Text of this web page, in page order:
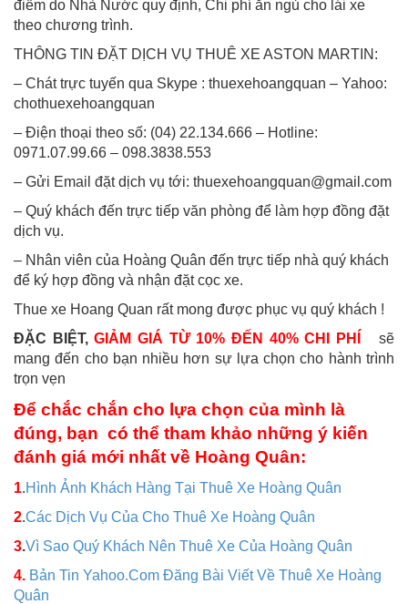
điểm do Nhà Nước quy định, Chi phí ăn ngủ cho lái xe
theo chương trình.
THÔNG TIN ĐẶT DỊCH VỤ THUÊ XE ASTON MARTIN:
– Chát trực tuyến qua Skype : thuexehoangquan – Yahoo:
chothuexehoangquan
– Điện thoại theo số: (04) 22.134.666 – Hotline:
0971.07.99.66 – 098.3838.553
– Gửi Email đặt dịch vụ tới: thuexehoangquan@gmail.com
– Quý khách đến trực tiếp văn phòng để làm hợp đồng đặt
dịch vụ.
– Nhân viên của Hoàng Quân đến trực tiếp nhà quý khách
để ký hợp đồng và nhận đặt cọc xe.
Thue xe Hoang Quan rất mong được phục vụ quý khách !
ĐẶC BIỆT,GIẢM GIÁ TỪ 10% ĐẾN 40% CHI PHÍ
sẽ
mang đến cho bạn nhiều hơn sự lựa chọn cho hành trình
trọn vẹn
Để chắc chắn cho lựa chọn của mình là
đúng, bạn có thể tham khảo những ý kiến
đánh giá mới nhất về Hoàng Quân:
1.Hình Ảnh Khách Hàng Tại Thuê Xe Hoàng Quân
2.Các Dịch Vụ Của Cho Thuê Xe Hoàng Quân
3.Vì Sao Quý Khách Nên Thuê Xe Của Hoàng Quân
4. Bản Tin Yahoo.Com Đăng Bài Viết Về Thuê Xe Hoàng
Quân